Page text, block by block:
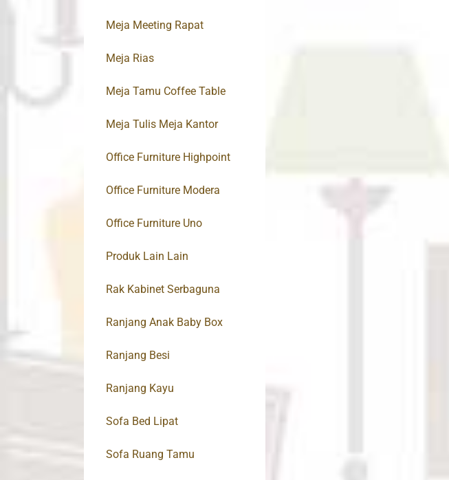
Meja Meeting Rapat
Meja Rias
Meja Tamu Coffee Table
Meja Tulis Meja Kantor
Office Furniture Highpoint
Office Furniture Modera
Office Furniture Uno
Produk Lain Lain
Rak Kabinet Serbaguna
Ranjang Anak Baby Box
Ranjang Besi
Ranjang Kayu
Sofa Bed Lipat
Sofa Ruang Tamu